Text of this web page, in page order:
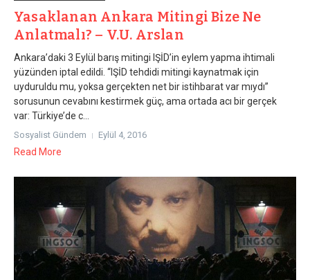
Yasaklanan Ankara Mitingi Bize Ne
Anlatmalı? – V.U. Arslan
Ankara’daki 3 Eylül barış mitingi IŞİD’in eylem yapma ihtimali
yüzünden iptal edildi. “IŞİD tehdidi mitingi kaynatmak için
uyduruldu mu, yoksa gerçekten net bir istihbarat var mıydı”
sorusunun cevabını kestirmek güç, ama ortada acı bir gerçek
var: Türkiye’de c...
Sosyalist Gündem Eylül 4, 2016
Read More